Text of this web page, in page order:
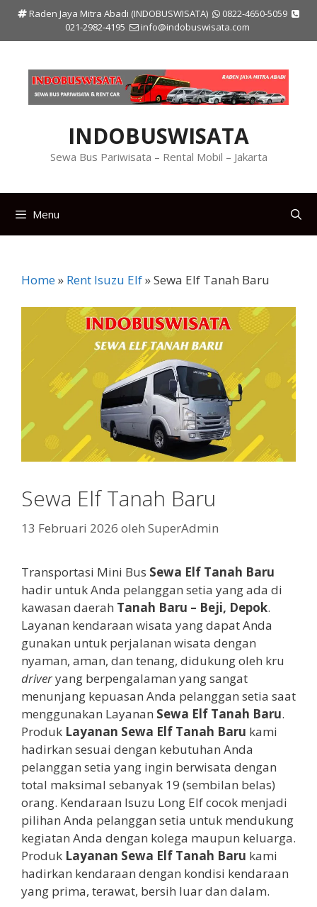
Langsung
isi
Raden Jaya Mitra Abadi (INDOBUSWISATA)
0822-4650-5059
021-2982-4195
info@indobuswisata.com
INDOBUSWISATA
Sewa Bus Pariwisata – Rental Mobil – Jakarta
Menu
Home» Rent Isuzu Elf»Sewa Elf Tanah Baru
Sewa Elf Tanah Baru
13 Februari 2026 oleh SuperAdmin
Transportasi Mini Bus Sewa Elf Tanah Baru
hadir untuk Anda pelanggan setia yang ada di
kawasan daerah Tanah Baru – Beji, Depok.
Layanan kendaraan wisata yang dapat Anda
gunakan untuk perjalanan wisata dengan
nyaman, aman, dan tenang, didukung oleh kru
driveryang berpengalaman yang sangat
menunjang kepuasan Anda pelanggan setia saat
menggunakan Layanan Sewa Elf Tanah Baru.
Produk Layanan Sewa Elf Tanah Baru kami
hadirkan sesuai dengan kebutuhan Anda
pelanggan setia yang ingin berwisata dengan
total maksimal sebanyak 19 (sembilan belas)
orang. Kendaraan Isuzu Long Elf cocok menjadi
pilihan Anda pelanggan setia untuk mendukung
kegiatan Anda dengan kolega maupun keluarga.
Produk Layanan Sewa Elf Tanah Baru kami
hadirkan kendaraan dengan kondisi kendaraan
yang prima, terawat, bersih luar dan dalam.